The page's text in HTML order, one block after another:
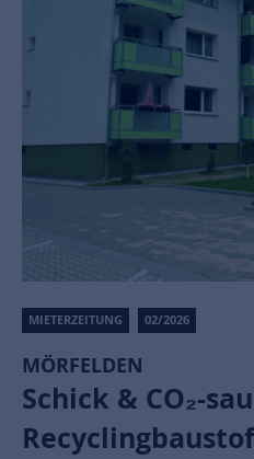
MIETERZEITUNG 02/2026
MÖRFELDEN
Schick & CO₂-